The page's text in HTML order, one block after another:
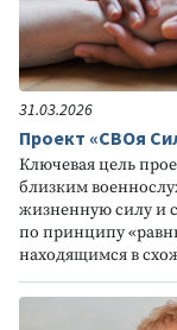
31.03.2026
Проект «СВОя
Ключевая цель
близким
жизненную силу и
по принципу
находящимся в